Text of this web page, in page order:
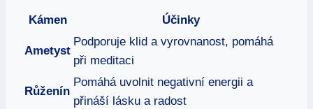
Kámen Účinky
Ametyst
Podporuje klid a vyrovnanost, pomáhá
při meditaci
Růženín
Pomáhá uvolnit negativní energii a
přináší lásku a radost